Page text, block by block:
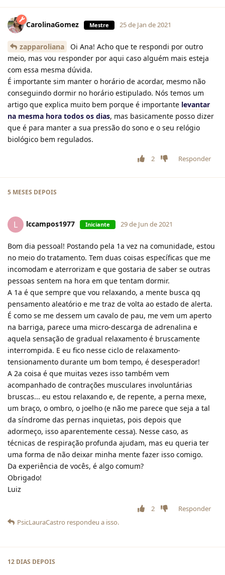
CarolinaGomez Mestre 25 de Jan de 2021
zapparoliana
Oi Ana! Acho que te respondi por outro
meio, mas vou responder por aqui caso alguém mais esteja
com essa mesma dúvida.
É importante sim manter o horário de acordar, mesmo não
conseguindo dormir no horário estipulado. Nós temos um
artigo que explica muito bem porque é importante levantar
na mesma hora todos os dias, mas basicamente posso dizer
que é para manter a sua pressão do sono e o seu relógio
biológico bem regulados.
2 Responder
5 MESES DEPOIS
L lccampos1977 Iniciante 29 de Jun de 2021
Bom dia pessoal! Postando pela 1a vez na comunidade, estou
no meio do tratamento. Tem duas coisas específicas que me
incomodam e aterrorizam e que gostaria de saber se outras
pessoas sentem na hora em que tentam dormir.
A 1a é que sempre que vou relaxando, a mente busca qq
pensamento aleatório e me traz de volta ao estado de alerta.
É como se me dessem um cavalo de pau, me vem um aperto
na barriga, parece uma micro-descarga de adrenalina e
aquela sensação de gradual relaxamento é bruscamente
interrompida. E eu fico nesse ciclo de relaxamento-
tensionamento durante um bom tempo, é desesperador!
A 2a coisa é que muitas vezes isso também vem
acompanhado de contrações musculares involuntárias
bruscas... eu estou relaxando e, de repente, a perna mexe,
um braço, o ombro, o joelho (e não me parece que seja a tal
da síndrome das pernas inquietas, pois depois que
adormeço, isso aparentemente cessa). Nesse caso, as
técnicas de respiração profunda ajudam, mas eu queria ter
uma forma de não deixar minha mente fazer isso comigo.
Da experiência de vocês, é algo comum?
Obrigado!
Luiz
2
Responder
PsicLauraCastro respondeu a isso.
12 DIAS DEPOIS